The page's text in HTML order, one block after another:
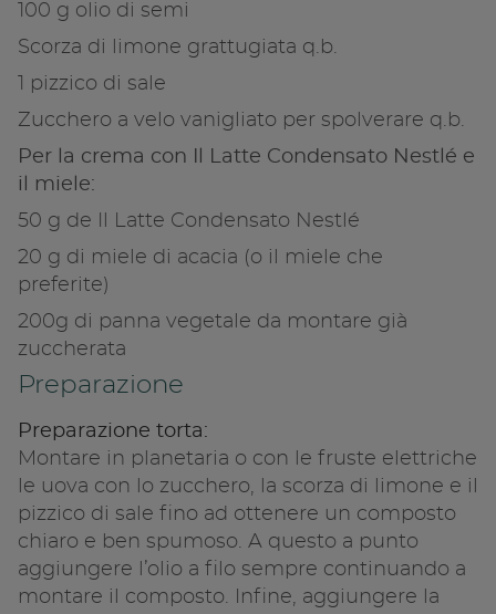
100 g olio di semi
Scorza di limone grattugiata q.b.
1 pizzico di sale
Zucchero a velo vanigliato per spolverare q.b.
Per la crema con Il Latte Condensato Nestlé e
il miele:
50 g de Il Latte Condensato Nestlé
20 g di miele di acacia (o il miele che
preferite)
200g di panna vegetale da montare già
zuccherata
Preparazione
Preparazione torta:
Montare in planetaria o con le fruste elettriche
le uova con lo zucchero, la scorza di limone e il
pizzico di sale fino ad ottenere un composto
chiaro e ben spumoso. A questo a punto
aggiungere l’olio a filo sempre continuando a
montare il composto. Infine, aggiungere la